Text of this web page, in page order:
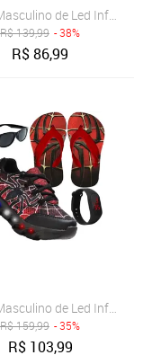
Calce Facil +
de Led Infantil
R$139,99 - 38%
R$86,99
Calce Facil + Oculos
de Led Infantil
R$159,99 - 35%
R$ 103,99